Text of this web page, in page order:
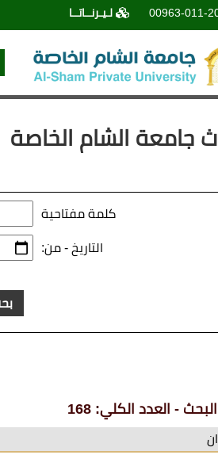
00963-011- لـيـرنــاتــا
جامعة الشام الخاصة
كلمة مفتاحية
التاريخ - من:
- العدد الكلي: 168